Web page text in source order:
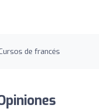
de francés